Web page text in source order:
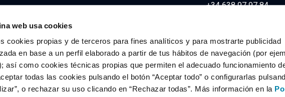
web usa cookies
cookies propias y de terceros para fines analíticos y para mostrarte publicidad
en base a un perfil elaborado a partir de tus hábitos de navegación (por
así como cookies técnicas propias que permiten el adecuado funcionamiento
todas las cookies pulsando el botón “Aceptar todo” o configurarlas
o rechazar su uso clicando en “Rechazar todas”. Más información en la
+34 638 97 97 84
Todos los derechos reservados.